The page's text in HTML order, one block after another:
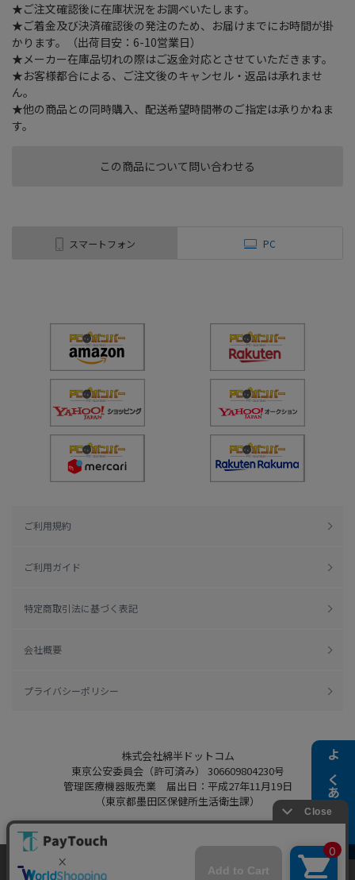
よくある質問
この商品について問い合わせる
★ご注文確認後に在庫状況をお調べいたします。
★ご着金及び決済確認後の発注のため、お届けまでにお時間が掛
かります。（出荷目安：6-10営業日）
★メーカー在庫品切れの際はご返金対応とさせていただきます。
★お客様都合による、ご注文後のキャンセル・返品は承れませ
ん。
★他の商品との同時購入、配送希望時間帯のご指定は承りかねま
す。
スマートフォン PC
ご利用規約
ご利用ガイド
特定商取引法に基づく表記
会社概要
プライバシーポリシー
株式会社綿半ドットコム
東京公安委員会（許可済み） 306609804230号
管理医療機器販売業 届出日：平成27年11月19日
（東京都墨田区保健所生活衛生課）
当ウェブサイトでは、お客様により良いサービス